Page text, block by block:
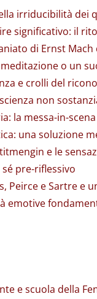
irriducibilità dei
significativo: il
di Ernst Mach
o un
e crolli del
non
la messa-in-
una soluzione
e le
pre-riflessivo
Peirce e Sartre
emotive
e scuola della